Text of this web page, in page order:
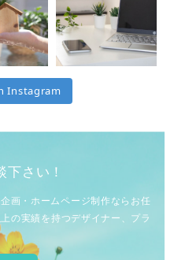
Instagram
さい！
画・ホームページ制作ならお任
の実績を持つデザイナー、プラ